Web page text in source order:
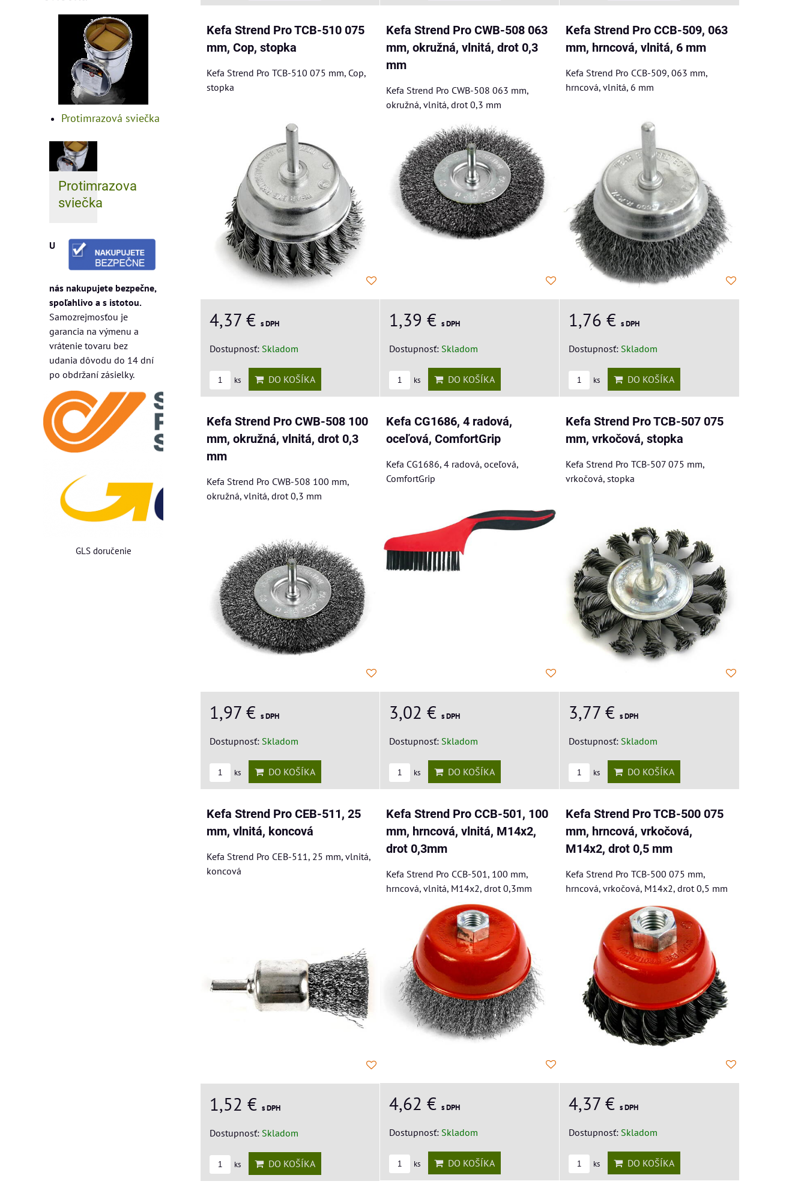
Kefa Strend Pro TCB-510 075
mm, Cop, stopka
Kefa Strend Pro TCB-510 075 mm, Cop,
stopka
4,37 € s DPH
Dostupnosť: Skladom
ks DO KOŠÍKA
Kefa Strend Pro CWB-508 063
mm, okružná, vlnitá, drot 0,3
mm
Kefa Strend Pro CWB-508 063 mm,
okružná, vlnitá, drot 0,3 mm
1,39 € s DPH
Dostupnosť: Skladom
ks DO KOŠÍKA
Kefa Strend Pro CCB-509, 063
mm, hrncová, vlnitá, 6 mm
Kefa Strend Pro CCB-509, 063 mm,
hrncová, vlnitá, 6 mm
1,76 €s DPH
Dostupnosť: Skladom
ks DO KOŠÍKA
Kefa Strend Pro CWB-508 100
mm, okružná, vlnitá, drot 0,3
mm
Kefa Strend Pro CWB-508 100 mm,
okružná, vlnitá, drot 0,3 mm
1,97 € s DPH
Dostupnosť: Skladom
ks DO KOŠÍKA
Kefa CG1686, 4 radová,
oceľová, ComfortGrip
Kefa CG1686, 4 radová, oceľová,
ComfortGrip
3,02 € s DPH
Dostupnosť: Skladom
ks DO KOŠÍKA
Kefa Strend Pro TCB-507 075
mm, vrkočová, stopka
Kefa Strend Pro TCB-507 075 mm,
vrkočová, stopka
3,77 €s DPH
Dostupnosť: Skladom
ks DO KOŠÍKA
Kefa Strend Pro CEB-511, 25
mm, vlnitá, koncová
Kefa Strend Pro CEB-511, 25 mm, vlnitá,
koncová
1,52 € s DPH
Dostupnosť: Skladom
ks DO KOŠÍKA
Kefa Strend Pro CCB-501, 100
mm, hrncová, vlnitá, M14x2,
drot 0,3mm
Kefa Strend Pro CCB-501, 100 mm,
hrncová, vlnitá, M14x2, drot 0,3mm
4,62 € s DPH
Dostupnosť: Skladom
ks DO KOŠÍKA
Kefa Strend Pro TCB-500 075
mm, hrncová, vrkočová,
M14x2, drot 0,5 mm
Kefa Strend Pro TCB-500 075 mm,
hrncová, vrkočová, M14x2, drot 0,5 mm
4,37 €s DPH
Dostupnosť: Skladom
ks DO KOŠÍKA
Protimrazová sviečka
Protimrazova
sviečka
U
nás nakupujete bezpečne,
spoľahlivo a s istotou.
Samozrejmosťou je
garancia na výmenu a
vrátenie tovaru bez
udania dôvodu do 14 dní
po obdržaní zásielky.
GLS doručenie